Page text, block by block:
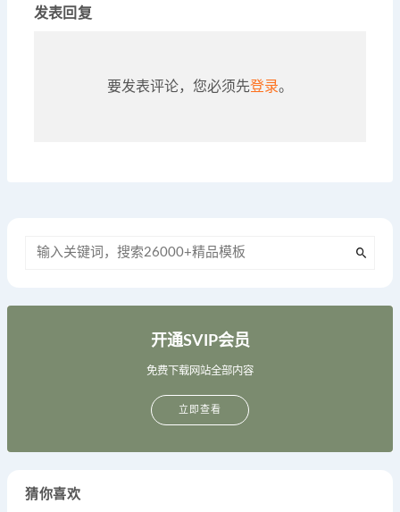
发表回复
要发表评论，您必须先登录。
开通SVIP会员
免费下载网站全部内容
立即查看
猜你喜欢